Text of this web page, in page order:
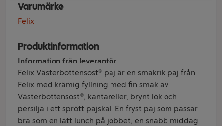
Varumärke
Felix
Produktinformation
Information från leverantör
Felix Västerbottensost® paj är en smakrik paj från
Felix med krämig fyllning med fin smak av
Västerbottensost®, kantareller, brynt lök och
persilja i ett sprött pajskal. En fryst paj som passar
bra som en lätt lunch på jobbet, en snabb middag